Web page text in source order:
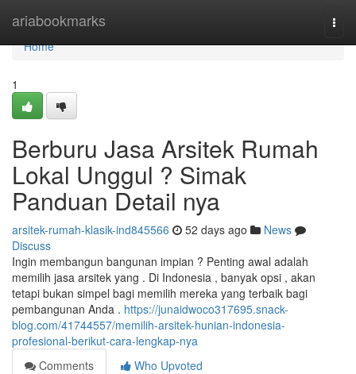
ariabookmarks
Home
Home
1
Berburu Jasa Arsitek Rumah
Lokal Unggul ? Simak
Panduan Detail nya
arsitek-rumah-klasik-ind845566 52 days ago
News
Discuss
Ingin membangun bangunan impian ? Penting awal adalah
memilih jasa arsitek yang . Di Indonesia , banyak opsi , akan
tetapi bukan simpel bagi memilih mereka yang terbaik bagi
pembangunan Anda . https://junaidwoco317695.snack-
blog.com/41744557/memilih-arsitek-hunian-indonesia-
profesional-berikut-cara-lengkap-nya
Comments
Who Upvoted